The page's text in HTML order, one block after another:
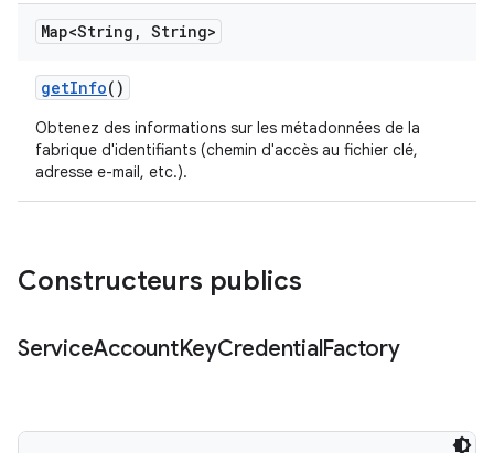
Map<String , String>
getInfo()
Obtenez des informations sur les métadonnées de la
fabrique d'identifiants (chemin d'accès au fichier clé,
adresse e-mail, etc.).
Constructeurs publics
ServiceAccountKeyCredentialFactory